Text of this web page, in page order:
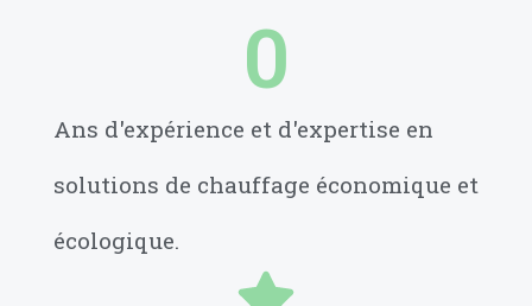
Ans d'expérience et d'expertise en
solutions de chauffage économique et
écologique.
0